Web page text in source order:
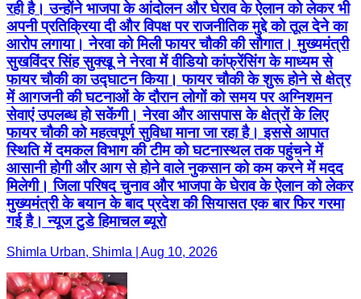
रही है। उन्होंने भाजपा के आंदोलन और घेराव के ऐलान को लेकर भी
अपनी प्रतिक्रिया दी और विपक्ष पर राजनीतिक मुद्दे को तूल देने का
आरोप लगाया। नेरवा को मिली फायर चौकी की सौगात। मुख्यमंत्री
सुखविंदर सिंह सुक्खू ने नेरवा में वीडियो कांफ्रेंसिंग के माध्यम से
फायर चौकी का उद्घाटन किया। फायर चौकी के शुरू होने से क्षेत्र
में आगजनी की घटनाओं के दौरान लोगों को समय पर अग्निशमन
सेवाएं उपलब्ध हो सकेंगी। नेरवा और आसपास के क्षेत्रों के लिए
फायर चौकी को महत्वपूर्ण सुविधा माना जा रहा है। इससे आपात
स्थिति में दमकल विभाग की टीम को घटनास्थल तक पहुंचने में
आसानी होगी और आग से होने वाले नुकसान को कम करने में मदद
मिलेगी। जिला परिषद चुनाव और भाजपा के घेराव के ऐलान को लेकर
मुख्यमंत्री के बयान के बाद प्रदेश की सियासत एक बार फिर गरमा
गई है। न्यूज टुडे हिमाचल ब्यूरो
Shimla Urban, Shimla | Aug 10, 2026